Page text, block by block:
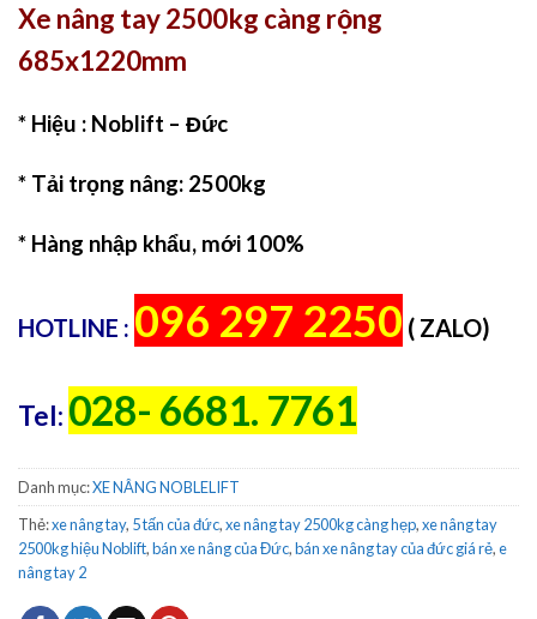
Xe nâng tay 2500kg càng rộng
685x1220mm
* Hiệu : Noblift – Đức
* Tải trọng nâng: 2500kg
* Hàng nhập khẩu, mới 100%
HOTLINE : 096 297 2250 ( ZALO)
Tel: 028- 6681. 7761
Danh mục:XE NÂNG NOBLELIFT
Thẻ:xe nâng tay, 5 tấn của đức,xe nâng tay 2500kg càng hẹp,xe nâng tay
2500kg hiệu Noblift,bán xe nâng của Đức,bán xe nâng tay của đức giá rẻ,e
nâng tay 2